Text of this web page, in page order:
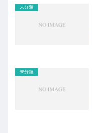
未分類
未分類